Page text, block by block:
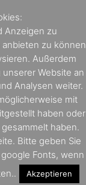
alle
Abteil
Anzeigen zu
zu können
Außerdem
Website an
Analysen weiter.
mit
haben oder
haben.
Bitte geben Sie
Fonts, wenn
Akzeptieren